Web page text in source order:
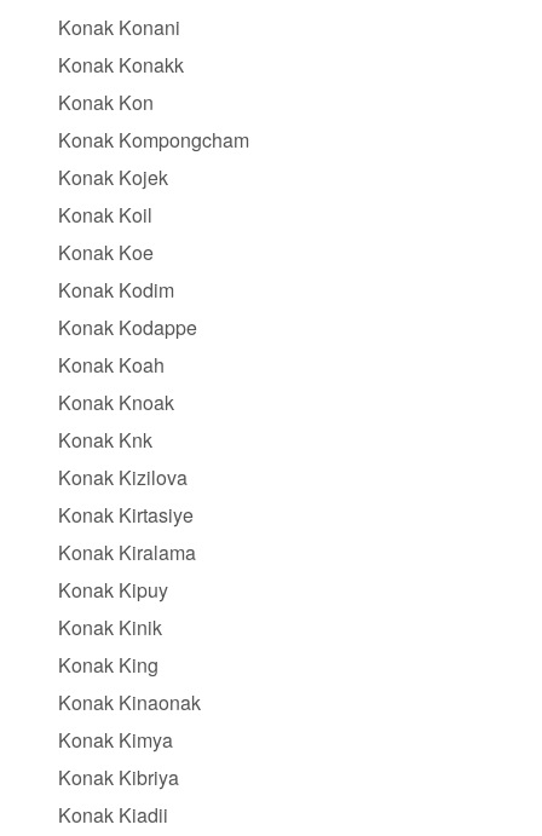
Konak Konani
Konak Konakk
Konak Kon
Konak Kompongcham
Konak Kojek
Konak Koil
Konak Koe
Konak Kodim
Konak Kodappe
Konak Koah
Konak Knoak
Konak Knk
Konak Kizilova
Konak Kirtasiye
Konak Kiralama
Konak Kipuy
Konak Kinik
Konak King
Konak Kinaonak
Konak Kimya
Konak Kibriya
Konak Kiadii